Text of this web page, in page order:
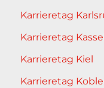
Karrieretag
Karrieretag
Karrieretag Kiel
Karrieretag